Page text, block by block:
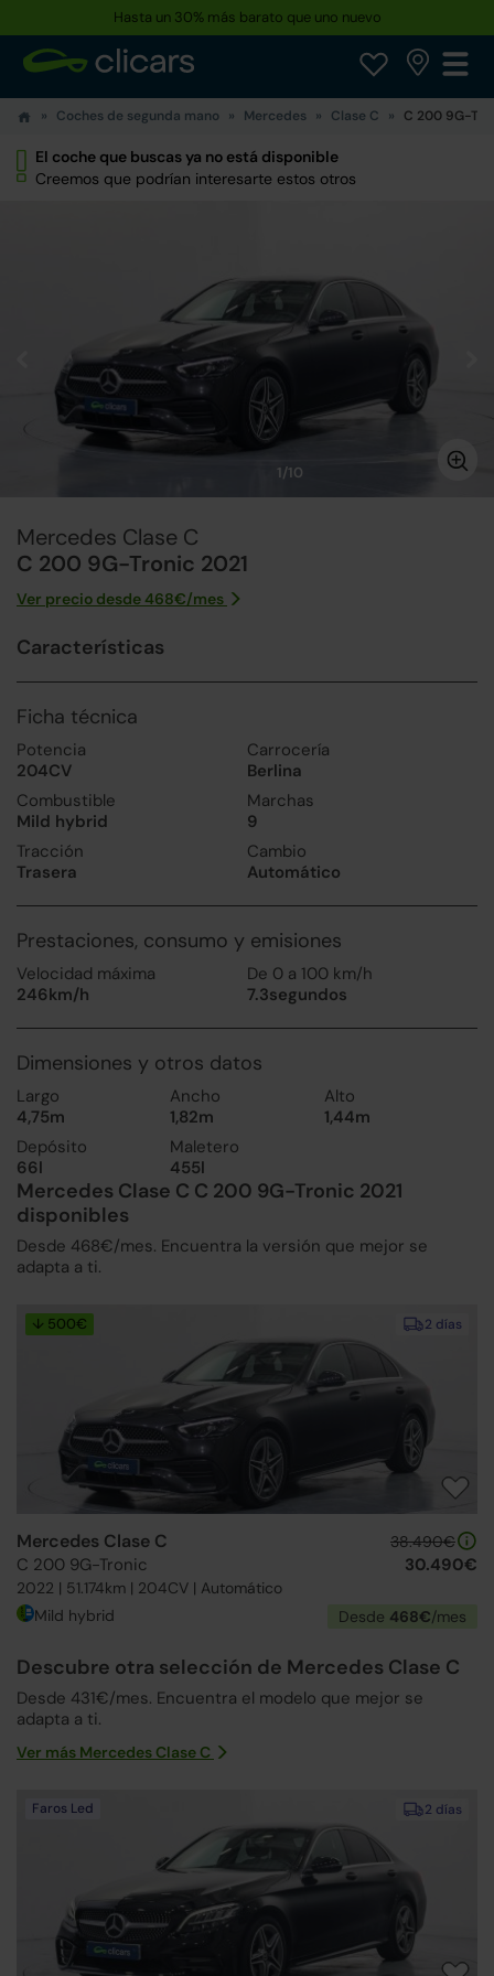
Hasta un 30% más barato que uno nuevo
Coches de segunda mano Mercedes Clase C C 200 9G-
El coche que buscas ya no está disponible
Creemos que podrían interesarte estos otros
1/10
Mercedes Clase C
C 200 9G-Tronic 2021
Ver precio desde468€/mes
Características
Ficha técnica
Potencia
204CV
Carrocería
Berlina
Combustible
Mild hybrid
Marchas
9
Tracción
Trasera
Cambio
Automático
Prestaciones, consumo y emisiones
Velocidad máxima
246km/h
De 0 a 100 km/h
7.3segundos
Dimensiones y otros datos
Largo
4,75m
Ancho
1,82m
Alto
1,44m
Depósito
66l
Maletero
455l
Mercedes Clase C C 200 9G-Tronic 2021
disponibles
Desde 468€/mes. Encuentra la versión que mejor se
adapta a ti.
2 días
↓ 500€
Mercedes Clase C
C 200 9G-Tronic
2022 | 51.174km | 204CV | Automático
38.490€
30.490€
Mild hybrid Desde 468€/mes
Descubre otra selección de Mercedes Clase C
Desde 431€/mes. Encuentra el modelo que mejor se
adapta a ti.
Ver más Mercedes Clase C
2 días
Faros Led